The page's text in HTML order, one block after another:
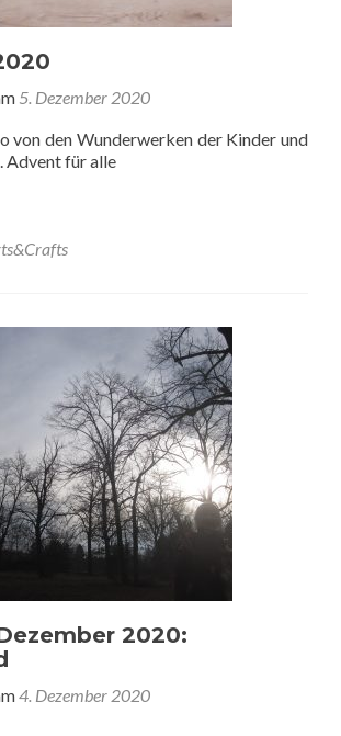
5. Dezember 2020
von den Wunderwerken der Kinder und
Advent für alle
2020:
4. Dezember 2020